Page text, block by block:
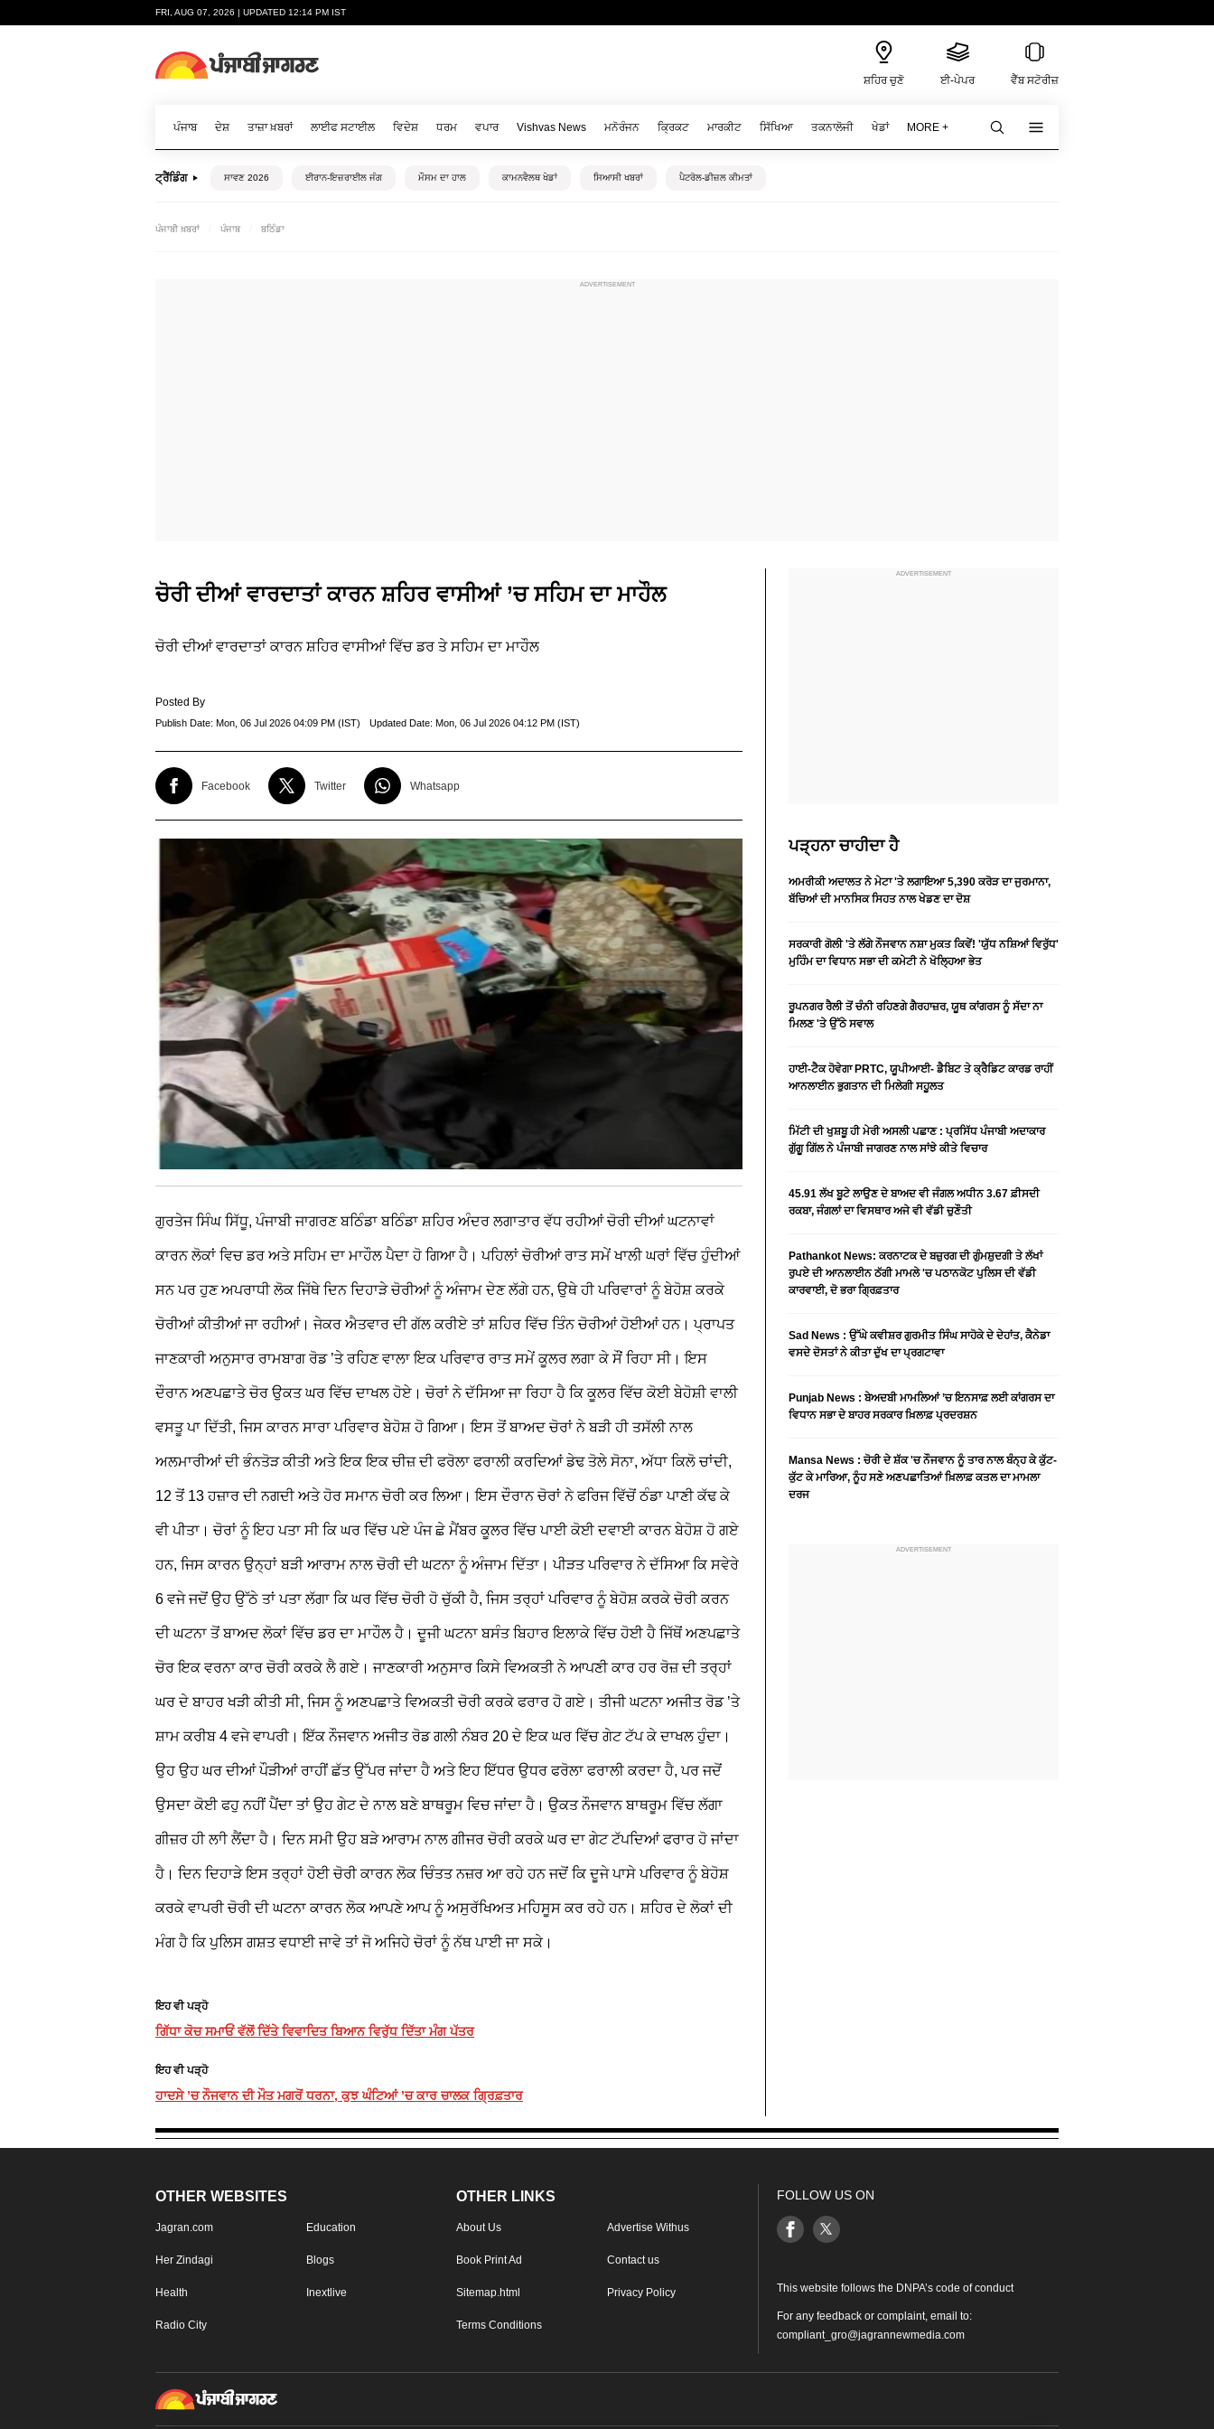
FRI, AUG 07, 2026 | UPDATED 12:14 PM IST
ਸ਼ਹਿਰ ਚੁਣੋ ਈ-ਪੇਪਰ ਵੈੱਬ ਸਟੋਰੀਜ਼
ਪੰਜਾਬ ਦੇਸ਼ ਤਾਜ਼ਾ ਖ਼ਬਰਾਂ ਲਾਈਫ ਸਟਾਈਲ ਵਿਦੇਸ਼ ਧਰਮ ਵਪਾਰ Vishvas News ਮਨੋਰੰਜਨ ਕ੍ਰਿਕਟ ਮਾਰਕੀਟ ਸਿੱਖਿਆ ਤਕਨਾਲੋਜੀ ਖੇਡਾਂ MORE +
ਟ੍ਰੈਂਡਿੰਗ ਸਾਵਣ 2026 ਈਰਾਨ-ਇਜ਼ਰਾਈਲ ਜੰਗ ਮੌਸਮ ਦਾ ਹਾਲ ਕਾਮਨਵੈਲਥ ਖੇਡਾਂ ਸਿਆਸੀ ਖਬਰਾਂ ਪੈਟਰੋਲ-ਡੀਜ਼ਲ ਕੀਮਤਾਂ
ਪੰਜਾਬੀ ਖ਼ਬਰਾਂ ਪੰਜਾਬ ਬਠਿੰਡਾ
ਚੋਰੀ ਦੀਆਂ ਵਾਰਦਾਤਾਂ ਕਾਰਨ ਸ਼ਹਿਰ ਵਾਸੀਆਂ ’ਚ ਸਹਿਮ ਦਾ ਮਾਹੌਲ
ਚੋਰੀ ਦੀਆਂ ਵਾਰਦਾਤਾਂ ਕਾਰਨ ਸ਼ਹਿਰ ਵਾਸੀਆਂ ਵਿੱਚ ਡਰ ਤੇ ਸਹਿਮ ਦਾ ਮਾਹੌਲ
Posted By
Publish Date: Mon, 06 Jul 2026 04:09 PM (IST) Updated Date: Mon, 06 Jul 2026 04:12 PM (IST)
Facebook Twitter Whatsapp
ਗੁਰਤੇਜ ਸਿੰਘ ਸਿੱਧੂ, ਪੰਜਾਬੀ ਜਾਗਰਣਬਠਿੰਡਾਬਠਿੰਡਾ ਸ਼ਹਿਰ ਅੰਦਰ ਲਗਾਤਾਰ ਵੱਧ ਰਹੀਆਂ ਚੋਰੀ ਦੀਆਂ ਘਟਨਾਵਾਂ
ਕਾਰਨ ਲੋਕਾਂ ਵਿਚ ਡਰ ਅਤੇ ਸਹਿਮ ਦਾ ਮਾਹੌਲ ਪੈਦਾ ਹੋ ਗਿਆ ਹੈ। ਪਹਿਲਾਂ ਚੋਰੀਆਂ ਰਾਤ ਸਮੇਂ ਖਾਲੀ ਘਰਾਂ ਵਿੱਚ ਹੁੰਦੀਆਂ
ਸਨ ਪਰ ਹੁਣ ਅਪਰਾਧੀ ਲੋਕ ਜਿੱਥੇ ਦਿਨ ਦਿਹਾੜੇ ਚੋਰੀਆਂ ਨੂੰ ਅੰਜਾਮ ਦੇਣ ਲੱਗੇ ਹਨ, ਉਥੇ ਹੀ ਪਰਿਵਾਰਾਂ ਨੂੰ ਬੇਹੋਸ਼ ਕਰਕੇ
ਚੋਰੀਆਂ ਕੀਤੀਆਂ ਜਾ ਰਹੀਆਂ। ਜੇਕਰ ਐਤਵਾਰ ਦੀ ਗੱਲ ਕਰੀਏ ਤਾਂ ਸ਼ਹਿਰ ਵਿੱਚ ਤਿੰਨ ਚੋਰੀਆਂ ਹੋਈਆਂ ਹਨ। ਪ੍ਰਾਪਤ
ਜਾਣਕਾਰੀ ਅਨੁਸਾਰ ਰਾਮਬਾਗ ਰੋਡ ’ਤੇ ਰਹਿਣ ਵਾਲਾ ਇਕ ਪਰਿਵਾਰ ਰਾਤ ਸਮੇਂ ਕੂਲਰ ਲਗਾ ਕੇ ਸੌਂ ਰਿਹਾ ਸੀ। ਇਸ
ਦੌਰਾਨ ਅਣਪਛਾਤੇ ਚੋਰ ਉਕਤ ਘਰ ਵਿੱਚ ਦਾਖਲ ਹੋਏ। ਚੋਰਾਂ ਨੇ ਦੱਸਿਆ ਜਾ ਰਿਹਾ ਹੈ ਕਿ ਕੂਲਰ ਵਿੱਚ ਕੋਈ ਬੇਹੋਸ਼ੀ ਵਾਲੀ
ਵਸਤੂ ਪਾ ਦਿੱਤੀ, ਜਿਸ ਕਾਰਨ ਸਾਰਾ ਪਰਿਵਾਰ ਬੇਹੋਸ਼ ਹੋ ਗਿਆ। ਇਸ ਤੋਂ ਬਾਅਦ ਚੋਰਾਂ ਨੇ ਬੜੀ ਹੀ ਤਸੱਲੀ ਨਾਲ
ਅਲਮਾਰੀਆਂ ਦੀ ਭੰਨਤੋੜ ਕੀਤੀ ਅਤੇ ਇਕ ਇਕ ਚੀਜ਼ ਦੀ ਫਰੋਲਾ ਫਰਾਲੀ ਕਰਦਿਆਂ ਡੇਢ ਤੋਲੇ ਸੋਨਾ, ਅੱਧਾ ਕਿਲੋ ਚਾਂਦੀ,
12 ਤੋਂ 13 ਹਜ਼ਾਰ ਦੀ ਨਗਦੀ ਅਤੇ ਹੋਰ ਸਮਾਨ ਚੋਰੀ ਕਰ ਲਿਆ। ਇਸ ਦੌਰਾਨ ਚੋਰਾਂ ਨੇ ਫਰਿਜ ਵਿੱਚੋਂ ਠੰਡਾ ਪਾਣੀ ਕੱਢ ਕੇ
ਵੀ ਪੀਤਾ। ਚੋਰਾਂ ਨੂੰ ਇਹ ਪਤਾ ਸੀ ਕਿ ਘਰ ਵਿੱਚ ਪਏ ਪੰਜ ਛੇ ਮੈਂਬਰ ਕੂਲਰ ਵਿੱਚ ਪਾਈ ਕੋਈ ਦਵਾਈ ਕਾਰਨ ਬੇਹੋਸ਼ ਹੋ ਗਏ
ਹਨ, ਜਿਸ ਕਾਰਨ ਉਨ੍ਹਾਂ ਬੜੀ ਆਰਾਮ ਨਾਲ ਚੋਰੀ ਦੀ ਘਟਨਾ ਨੂੰ ਅੰਜਾਮ ਦਿੱਤਾ। ਪੀੜਤ ਪਰਿਵਾਰ ਨੇ ਦੱਸਿਆ ਕਿ ਸਵੇਰੇ
6 ਵਜੇ ਜਦੋਂ ਉਹ ਉੱਠੇ ਤਾਂ ਪਤਾ ਲੱਗਾ ਕਿ ਘਰ ਵਿੱਚ ਚੋਰੀ ਹੋ ਚੁੱਕੀ ਹੈ, ਜਿਸ ਤਰ੍ਹਾਂ ਪਰਿਵਾਰ ਨੂੰ ਬੇਹੋਸ਼ ਕਰਕੇ ਚੋਰੀ ਕਰਨ
ਦੀ ਘਟਨਾ ਤੋਂ ਬਾਅਦ ਲੋਕਾਂ ਵਿੱਚ ਡਰ ਦਾ ਮਾਹੌਲ ਹੈ। ਦੂਜੀ ਘਟਨਾ ਬਸੰਤ ਬਿਹਾਰ ਇਲਾਕੇ ਵਿੱਚ ਹੋਈ ਹੈ ਜਿੱਥੋਂ ਅਣਪਛਾਤੇ
ਚੋਰ ਇਕ ਵਰਨਾ ਕਾਰ ਚੋਰੀ ਕਰਕੇ ਲੈ ਗਏ। ਜਾਣਕਾਰੀ ਅਨੁਸਾਰ ਕਿਸੇ ਵਿਅਕਤੀ ਨੇ ਆਪਣੀ ਕਾਰ ਹਰ ਰੋਜ਼ ਦੀ ਤਰ੍ਹਾਂ
ਘਰ ਦੇ ਬਾਹਰ ਖੜੀ ਕੀਤੀ ਸੀ, ਜਿਸ ਨੂੰ ਅਣਪਛਾਤੇ ਵਿਅਕਤੀ ਚੋਰੀ ਕਰਕੇ ਫਰਾਰ ਹੋ ਗਏ। ਤੀਜੀ ਘਟਨਾ ਅਜੀਤ ਰੋਡ ’ਤੇ
ਸ਼ਾਮ ਕਰੀਬ 4 ਵਜੇ ਵਾਪਰੀ। ਇੱਕ ਨੌਜਵਾਨ ਅਜੀਤ ਰੋਡ ਗਲੀ ਨੰਬਰ 20 ਦੇ ਇਕ ਘਰ ਵਿੱਚ ਗੇਟ ਟੱਪ ਕੇ ਦਾਖਲ ਹੁੰਦਾ।
ਉਹ ਉਹ ਘਰ ਦੀਆਂ ਪੌੜੀਆਂ ਰਾਹੀਂ ਛੱਤ ਉੱਪਰ ਜਾਂਦਾ ਹੈ ਅਤੇ ਇਹ ਇੱਧਰ ਉਧਰ ਫਰੋਲਾ ਫਰਾਲੀ ਕਰਦਾ ਹੈ, ਪਰ ਜਦੋਂ
ਉਸਦਾ ਕੋਈ ਫਹੁ ਨਹੀਂ ਪੈਂਦਾ ਤਾਂ ਉਹ ਗੇਟ ਦੇ ਨਾਲ ਬਣੇ ਬਾਥਰੂਮ ਵਿਚ ਜਾਂਦਾ ਹੈ। ਉਕਤ ਨੌਜਵਾਨ ਬਾਥਰੂਮ ਵਿੱਚ ਲੱਗਾ
ਗੀਜ਼ਰ ਹੀ ਲਾੀ ਲੈਂਦਾ ਹੈ। ਦਿਨ ਸਮੀ ਉਹ ਬੜੇ ਆਰਾਮ ਨਾਲ ਗੀਜਰ ਚੋਰੀ ਕਰਕੇ ਘਰ ਦਾ ਗੇਟ ਟੱਪਦਿਆਂ ਫਰਾਰ ਹੋ ਜਾਂਦਾ
ਹੈ। ਦਿਨ ਦਿਹਾੜੇ ਇਸ ਤਰ੍ਹਾਂ ਹੋਈ ਚੋਰੀ ਕਾਰਨ ਲੋਕ ਚਿੰਤਤ ਨਜ਼ਰ ਆ ਰਹੇ ਹਨ ਜਦੋਂ ਕਿ ਦੂਜੇ ਪਾਸੇ ਪਰਿਵਾਰ ਨੂੰ ਬੇਹੋਸ਼
ਕਰਕੇ ਵਾਪਰੀ ਚੋਰੀ ਦੀ ਘਟਨਾ ਕਾਰਨ ਲੋਕ ਆਪਣੇ ਆਪ ਨੂੰ ਅਸੁਰੱਖਿਅਤ ਮਹਿਸੂਸ ਕਰ ਰਹੇ ਹਨ। ਸ਼ਹਿਰ ਦੇ ਲੋਕਾਂ ਦੀ
ਮੰਗ ਹੈ ਕਿ ਪੁਲਿਸ ਗਸ਼ਤ ਵਧਾਈ ਜਾਵੇ ਤਾਂ ਜੋ ਅਜਿਹੇ ਚੋਰਾਂ ਨੂੰ ਨੱਥ ਪਾਈ ਜਾ ਸਕੇ।
ਇਹ ਵੀ ਪੜ੍ਹੋ
ਗਿੱਧਾ ਕੋਚ ਸਮਾਓਂ ਵੱਲੋਂ ਦਿੱਤੇ ਵਿਵਾਦਿਤ ਬਿਆਨ ਵਿਰੁੱਧ ਦਿੱਤਾ ਮੰਗ ਪੱਤਰ
ਇਹ ਵੀ ਪੜ੍ਹੋ
ਹਾਦਸੇ ’ਚ ਨੌਜਵਾਨ ਦੀ ਮੌਤ ਮਗਰੋਂ ਧਰਨਾ, ਕੁਝ ਘੰਟਿਆਂ ’ਚ ਕਾਰ ਚਾਲਕ ਗ੍ਰਿਫ਼ਤਾਰ
ਪੜ੍ਹਨਾ ਚਾਹੀਦਾ ਹੈ
ਅਮਰੀਕੀ ਅਦਾਲਤ ਨੇ ਮੇਟਾ 'ਤੇ ਲਗਾਇਆ 5,390 ਕਰੋੜ ਦਾ ਜੁਰਮਾਨਾ,
ਬੱਚਿਆਂ ਦੀ ਮਾਨਸਿਕ ਸਿਹਤ ਨਾਲ ਖੇਡਣ ਦਾ ਦੋਸ਼
ਸਰਕਾਰੀ ਗੋਲੀ 'ਤੇ ਲੱਗੇ ਨੌਜਵਾਨ ਨਸ਼ਾ ਮੁਕਤ ਕਿਵੇਂ! 'ਯੁੱਧ ਨਸ਼ਿਆਂ ਵਿਰੁੱਧ'
ਮੁਹਿੰਮ ਦਾ ਵਿਧਾਨ ਸਭਾ ਦੀ ਕਮੇਟੀ ਨੇ ਖੋਲ੍ਹਿਆ ਭੇਤ
ਰੂਪਨਗਰ ਰੈਲੀ ਤੋਂ ਚੰਨੀ ਰਹਿਣਗੇ ਗੈਰਹਾਜ਼ਰ, ਯੂਥ ਕਾਂਗਰਸ ਨੂੰ ਸੱਦਾ ਨਾ
ਮਿਲਣ 'ਤੇ ਉੱਠੇ ਸਵਾਲ
ਹਾਈ-ਟੈਕ ਹੋਵੇਗਾ PRTC, ਯੂਪੀਆਈ- ਡੈਬਿਟ ਤੇ ਕ੍ਰੈਡਿਟ ਕਾਰਡ ਰਾਹੀਂ
ਆਨਲਾਈਨ ਭੁਗਤਾਨ ਦੀ ਮਿਲੇਗੀ ਸਹੂਲਤ
ਮਿੱਟੀ ਦੀ ਖੁਸ਼ਬੂ ਹੀ ਮੇਰੀ ਅਸਲੀ ਪਛਾਣ : ਪ੍ਰਸਿੱਧ ਪੰਜਾਬੀ ਅਦਾਕਾਰ
ਗੁੱਗੂ ਗਿੱਲ ਨੇ ਪੰਜਾਬੀ ਜਾਗਰਣ ਨਾਲ ਸਾਂਝੇ ਕੀਤੇ ਵਿਚਾਰ
45.91 ਲੱਖ ਬੂਟੇ ਲਾਉਣ ਦੇ ਬਾਅਦ ਵੀ ਜੰਗਲ ਅਧੀਨ 3.67 ਫ਼ੀਸਦੀ
ਰਕਬਾ, ਜੰਗਲਾਂ ਦਾ ਵਿਸਥਾਰ ਅਜੇ ਵੀ ਵੱਡੀ ਚੁਣੌਤੀ
Pathankot News: ਕਰਨਾਟਕ ਦੇ ਬਜ਼ੁਰਗ ਦੀ ਗੁੰਮਸ਼ੁਦਗੀ ਤੇ ਲੱਖਾਂ
ਰੁਪਏ ਦੀ ਆਨਲਾਈਨ ਠੱਗੀ ਮਾਮਲੇ 'ਚ ਪਠਾਨਕੋਟ ਪੁਲਿਸ ਦੀ ਵੱਡੀ
ਕਾਰਵਾਈ, ਦੋ ਭਰਾ ਗ੍ਰਿਫ਼ਤਾਰ
Sad News : ਉੱਘੇ ਕਵੀਸ਼ਰ ਗੁਰਮੀਤ ਸਿੰਘ ਸਾਹੋਕੇ ਦੇ ਦੇਹਾਂਤ, ਕੈਨੇਡਾ
ਵਸਦੇ ਦੋਸਤਾਂ ਨੇ ਕੀਤਾ ਦੁੱਖ ਦਾ ਪ੍ਰਗਟਾਵਾ
Punjab News : ਬੇਅਦਬੀ ਮਾਮਲਿਆਂ ’ਚ ਇਨਸਾਫ਼ ਲਈ ਕਾਂਗਰਸ ਦਾ
ਵਿਧਾਨ ਸਭਾ ਦੇ ਬਾਹਰ ਸਰਕਾਰ ਖ਼ਿਲਾਫ਼ ਪ੍ਰਦਰਸ਼ਨ
Mansa News : ਚੋਰੀ ਦੇ ਸ਼ੱਕ 'ਚ ਨੌਜਵਾਨ ਨੂੰ ਤਾਰ ਨਾਲ ਬੰਨ੍ਹ ਕੇ ਕੁੱਟ-
ਕੁੱਟ ਕੇ ਮਾਰਿਆ, ਨੂੰਹ ਸਣੇ ਅਣਪਛਾਤਿਆਂ ਖ਼ਿਲਾਫ਼ ਕਤਲ ਦਾ ਮਾਮਲਾ
ਦਰਜ
OTHER WEBSITES
Jagran.com Education
Her Zindagi Blogs
Health Inextlive
Radio City
OTHER LINKS
About Us Advertise Withus
Book Print Ad Contact us
Sitemap.html Privacy Policy
Terms Conditions
FOLLOW US ON
This website follows the DNPA’s code of conduct
For any feedback or complaint, email to:
compliant_gro@jagrannewmedia.com